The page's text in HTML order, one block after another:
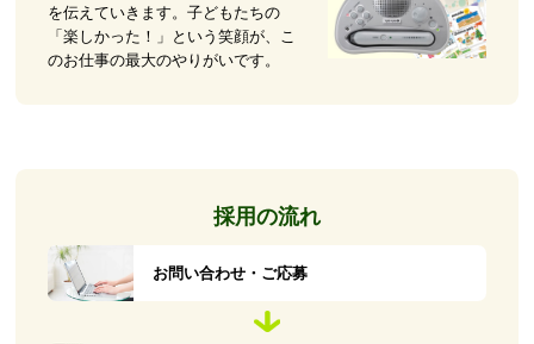
を伝えていきます。子どもたちの
「楽しかった！」という笑顔が、こ
のお仕事の最大のやりがいです。
採用の流れ
お問い合わせ・ご応募